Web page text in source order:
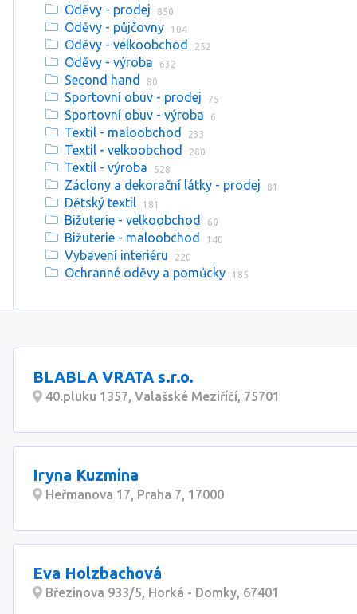
Oděvy - prodej 850
Oděvy - půjčovny 104
Oděvy - velkoobchod 252
Oděvy - výroba 632
Second hand 80
Sportovní obuv - prodej 75
Sportovní obuv - výroba 6
Textil - maloobchod 233
Textil - velkoobchod 280
Textil - výroba 528
Záclony a dekorační látky - prodej 81
Dětský textil 181
Bižuterie - velkoobchod 60
Bižuterie - maloobchod 140
Vybavení interiéru 220
Ochranné oděvy a pomůcky 185
BLABLA VRATA s.r.o.
40.pluku 1357, Valašské Meziříčí, 75701
Iryna Kuzmina
Heřmanova 17, Praha 7, 17000
Eva Holzbachová
Březinova 933/5, Horká - Domky, 67401